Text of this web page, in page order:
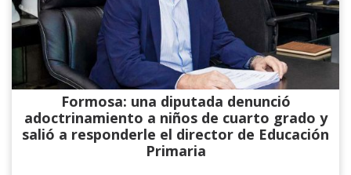
Formosa: una diputada denunció
adoctrinamiento a niños de cuarto grado y
salió a responderle el director de Educación
Primaria